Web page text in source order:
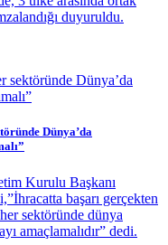
duyuruldu.
Dünya’da
Kurulu Başkanı
başarı gerçekten
sektöründe dünya
amaçlamalıdır” dedi.